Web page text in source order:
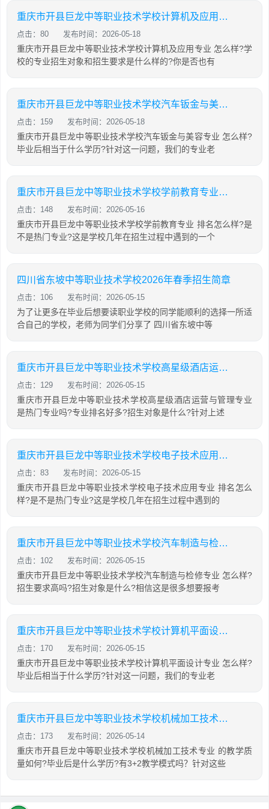
重庆市开县巨龙中等职业技术学校计算机及应用专业怎么样?
点击：80 发布时间：2026-05-18
重庆市开县巨龙中等职业技术学校计算机及应用专业 怎么样?学
校的专业招生对象和招生要求是什么样的?你是否也有
重庆市开县巨龙中等职业技术学校汽车钣金与美容专业怎么样?
点击：159 发布时间：2026-05-18
重庆市开县巨龙中等职业技术学校汽车钣金与美容专业 怎么样?
毕业后相当于什么学历?针对这一问题，我们的专业老
重庆市开县巨龙中等职业技术学校学前教育专业怎么样?
点击：148 发布时间：2026-05-16
重庆市开县巨龙中等职业技术学校学前教育专业 排名怎么样?是
不是热门专业?这是学校几年在招生过程中遇到的一个
四川省东坡中等职业技术学校2026年春季招生简章
点击：106 发布时间：2026-05-15
为了让更多在毕业后想要读职业学校的同学能顺利的选择一所适
合自己的学校，老师为同学们分享了 四川省东坡中等
重庆市开县巨龙中等职业技术学校高星级酒店运营与管理专业怎么样?
点击：129 发布时间：2026-05-15
重庆市开县巨龙中等职业技术学校高星级酒店运营与管理专业
是热门专业吗?专业排名好多?招生对象是什么?针对上述
重庆市开县巨龙中等职业技术学校电子技术应用专业怎么样?
点击：83 发布时间：2026-05-15
重庆市开县巨龙中等职业技术学校电子技术应用专业 排名怎么
样?是不是热门专业?这是学校几年在招生过程中遇到的
重庆市开县巨龙中等职业技术学校汽车制造与检修专业怎么样?
点击：102 发布时间：2026-05-15
重庆市开县巨龙中等职业技术学校汽车制造与检修专业 怎么样?
招生要求高吗?招生对象是什么?相信这是很多想要报考
重庆市开县巨龙中等职业技术学校计算机平面设计专业怎么样?
点击：170 发布时间：2026-05-15
重庆市开县巨龙中等职业技术学校计算机平面设计专业 怎么样?
毕业后相当于什么学历?针对这一问题，我们的专业老
重庆市开县巨龙中等职业技术学校机械加工技术专业怎么样?
点击：173 发布时间：2026-05-14
重庆市开县巨龙中等职业技术学校机械加工技术专业 的教学质
量如何?毕业后是什么学历?有3+2教学模式吗？针对这些